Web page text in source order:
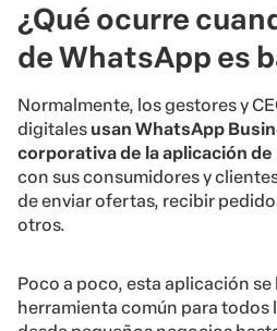
¿Qué ocurre
de WhatsApp es
Normalmente, los gestores y
digitales usan WhatsApp
corporativa de la aplicación
con sus consumidores y
de enviar ofertas, recibir
otros.
Poco a poco, esta aplicación
herramienta común para todos